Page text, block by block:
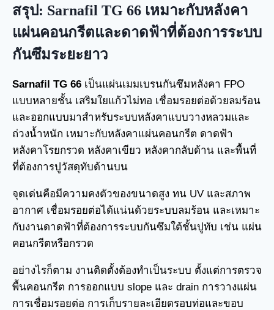
สรุป: Sarnafil TG 66 เหมาะกับหลังคา
แผ่นคอนกรีตและดาดฟ้าที่ต้องการระบบ
กันซึมระยะยาว
Sarnafil TG 66 เป็นแผ่นเมมเบรนกันซึมหลังคา FPO
แบบหลายชั้น เสริมใยแก้วไม่ทอ เชื่อมรอยต่อด้วยลมร้อน
และออกแบบมาสำหรับระบบหลังคาแบบวางหลวมและ
ถ่วงน้ำหนัก เหมาะกับหลังคาแผ่นคอนกรีต ดาดฟ้า
หลังคาโรยกรวด หลังคาเขียว หลังคากลับด้าน และพื้นที่
ที่ต้องการปูวัสดุทับด้านบน
จุดเด่นคือมีความคงตัวของขนาดสูง ทน UV และสภาพ
อากาศ เชื่อมรอยต่อได้แน่นด้วยระบบลมร้อน และเหมาะ
กับงานดาดฟ้าที่ต้องการระบบกันซึมใต้ชั้นปูทับ เช่น แผ่น
คอนกรีตหรือกรวด
อย่างไรก็ตาม งานติดตั้งต้องทำเป็นระบบ ตั้งแต่การตรวจ
พื้นคอนกรีต การออกแบบ slope และ drain การวางแผ่น
การเชื่อมรอยต่อ การเก็บรายละเอียดรอบท่อและขอบ